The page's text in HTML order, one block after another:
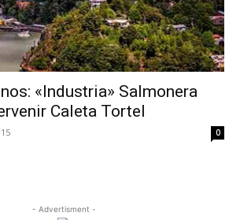
«Industria» Salmonera
Caleta Tortel
0
- Advertisment -